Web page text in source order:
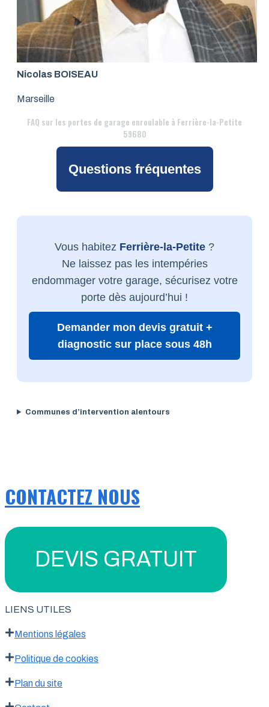
Nicolas BOISEAU
Marseille
FAQ sur les portes de garage enroulable à Ferrière-la-Petite
59680
Questions fréquentes
Vous habitez Ferrière-la-Petite ?
Ne laissez pas les intempéries
endommager votre garage, sécurisez votre
porte dès aujourd’hui !
Demander mon devis gratuit +
diagnostic sur place sous 48h
Communes d’intervention alentours
CONTACTEZ NOUS
DEVIS GRATUIT
LIENS UTILES
Mentions légales
Politique de cookies
Plan du site